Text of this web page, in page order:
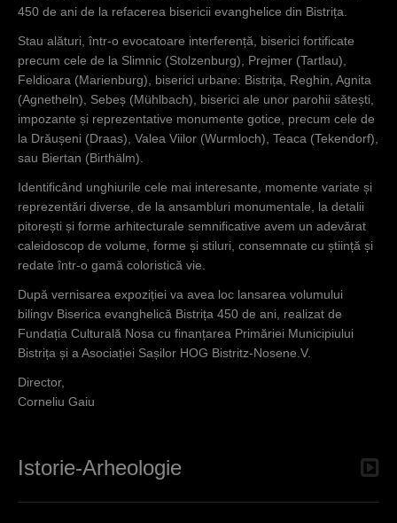
450 de ani de la refacerea bisericii evanghelice din Bistrița.
Stau alături, într-o evocatoare interferență, biserici fortificate
precum cele de la Slimnic (Stolzenburg), Prejmer (Tartlau),
Feldioara (Marienburg), biserici urbane: Bistrița, Reghin, Agnita
(Agnetheln), Sebeș (Mühlbach), biserici ale unor parohii sătești,
impozante și reprezentative monumente gotice, precum cele de
la Drăușeni (Draas), Valea Viilor (Wurmloch), Teaca (Tekendorf),
sau Biertan (Birthälm).
Identificând unghiurile cele mai interesante, momente variate și
reprezentări diverse, de la ansambluri monumentale, la detalii
pitorești și forme arhitecturale semnificative avem un adevărat
caleidoscop de volume, forme și stiluri, consemnate cu știință și
redate într-o gamă coloristică vie.
După vernisarea expoziției va avea loc lansarea volumului
bilingv Biserica evanghelică Bistrița 450 de ani, realizat de
Fundația Culturală Nosa cu finanțarea Primăriei Municipiului
Bistrița și a Asociației Sașilor HOG Bistritz-Nosene.V.
Director,
Corneliu Gaiu
Istorie-Arheologie